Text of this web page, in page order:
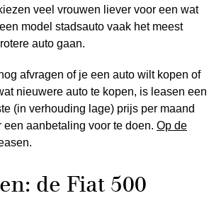
veel vrouwen liever voor een wat
model stadsauto vaak het meest
auto gaan.
afvragen of je een auto wilt kopen of
nieuwere auto te kopen, is leasen een
(in verhouding lage) prijs per maand
aanbetaling voor te doen. Op de
de Fiat 500